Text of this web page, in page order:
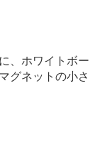
、ホワイトボー
グネットの小さ